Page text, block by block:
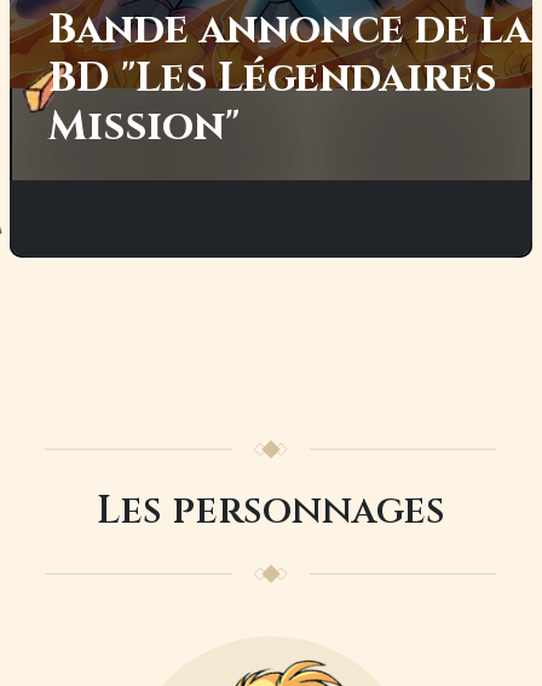
Bande annonce de la
BD "Les Légendaires
Mission"
Les personnages